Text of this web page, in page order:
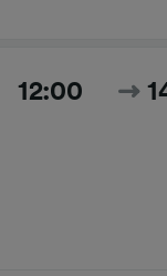
12:00